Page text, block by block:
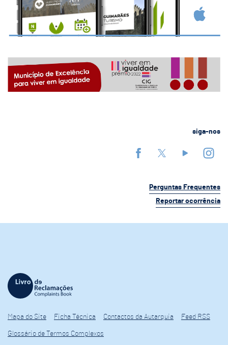
siga-nos
Perguntas Frequentes
Reportar ocorrência
Mapa do Site Ficha Técnica Contactos da Autarquia Feed RSS
Glossário de Termos Complexos